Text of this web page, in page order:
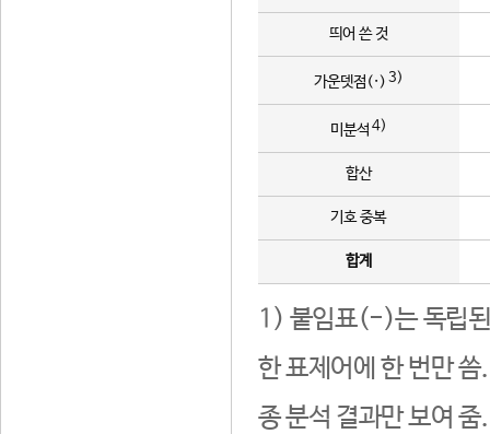
띄어 쓴 것
가운뎃점(·) 3)
미분석 4)
합산
기호 중복
합계
1) 붙임표(-)는 독립된
한 표제어에 한 번만
종 분석 결과만 보여